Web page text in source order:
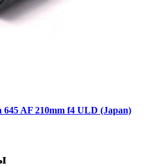
645 AF 210mm f4 ULD (Japan)